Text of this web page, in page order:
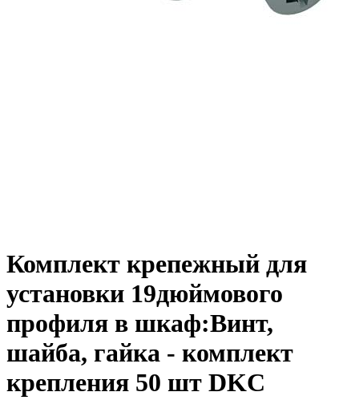
Комплект крепежный для
установки 19дюймового
профиля в шкаф:Винт,
шайба, гайка - комплект
крепления 50 шт DKC